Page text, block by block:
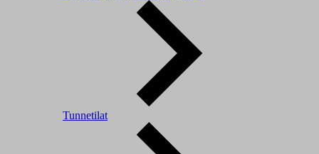
Tunnetilat